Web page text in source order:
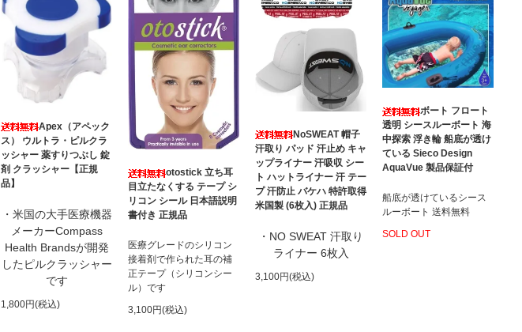
Apex（アペック
ス） ウルトラ・ピルクラ
ッシャー 薬すりつぶし 錠
剤 クラッシャー【正規
品】
・米国の大手医療機器
メーカーCompass
Health Brandsが開発
したピルクラッシャー
です
1,800円(税込)
otostick 立ち耳
目立たなくする テープ シ
リコン シール 日本語説明
書付き 正規品
医療グレードのシリコン
接着剤で作られた耳の補
正テープ（シリコンシー
ル）です
3,100円(税込)
NoSWEAT 帽子
汗取り パッド 汗止め キャ
ップライナー 汗吸収 シー
ト ハットライナー 汗 テー
プ 汗防止 バケハ 特許取得
米国製 (6枚入) 正規品
・NO SWEAT 汗取り
ライナー 6枚入
3,100円(税込)
ボート フロート
透明 シースルーボート 海
中探索 浮き輪 船底が透け
ている Sieco Design
AquaVue 製品保証付
船底が透けているシース
ルーボート 送料無料
SOLD OUT